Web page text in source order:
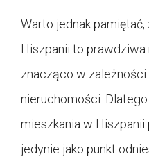
Warto jednak
Hiszpanii to
znacząco w zależności
nieruchomości.
mieszkania w
jedynie jako punkt